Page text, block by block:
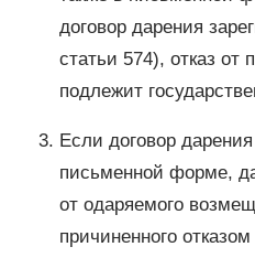
договор дарения
статьи 574), отказ от
подлежит
Если договор
письменной форме,
от одаряемого
причиненного